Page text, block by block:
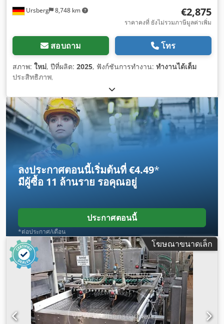
Ursberg 8,748 km €2,875
ราคาคงที่ ยังไม่รวมภาษีมูลค่าเพิ่ม
สอบถาม โทร
สภาพ: ใหม่, ปีที่ผลิต: 2025, ฟังก์ชันการทำงาน: ทำงานได้เต็ม
ประสิทธิภาพ,
ลงประกาศตอนนี้เริ่มต้นที่ €4.49*
มีผู้ซื้อ 11 ล้านราย รอคุณอยู่
ประกาศตอนนี้
*ต่อประกาศ/เดือน
โฆษณาขนาดเล็ก